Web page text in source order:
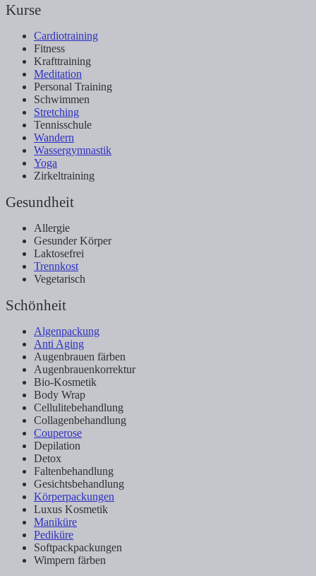
Kurse
Cardiotraining
Fitness
Krafttraining
Meditation
Personal Training
Schwimmen
Stretching
Tennisschule
Wandern
Wassergymnastik
Yoga
Zirkeltraining
Gesundheit
Allergie
Gesunder Körper
Laktosefrei
Trennkost
Vegetarisch
Schönheit
Algenpackung
Anti Aging
Augenbrauen färben
Augenbrauenkorrektur
Bio-Kosmetik
Body Wrap
Cellulitebehandlung
Collagenbehandlung
Couperose
Depilation
Detox
Faltenbehandlung
Gesichtsbehandlung
Körperpackungen
Luxus Kosmetik
Maniküre
Pediküre
Softpackpackungen
Wimpern färben